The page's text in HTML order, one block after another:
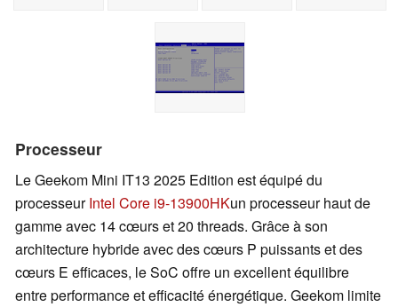
Processeur
Le Geekom Mini IT13 2025 Edition est équipé du
processeurIntel Core i9-13900HKun processeur haut de
gamme avec 14 cœurs et 20 threads. Grâce à son
architecture hybride avec des cœurs P puissants et des
cœurs E efficaces, le SoC offre un excellent équilibre
entre performance et efficacité énergétique. Geekom limite